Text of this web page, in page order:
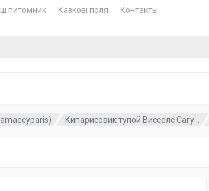
питомник Казкові поля Контакты
Кипарисовик тупой Висселс Сагу...